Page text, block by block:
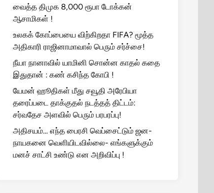
வைத்த திமுக 8,000 ரூபா டோக்கன்
ஆசாமிகள் !
உலகக் கோப்பையை விற்கிறதா FIFA? மூத்த
அதிகாரி ராஜினாமாவால் பெரும் சர்ச்சை!
நீயா நானாவில் யாமினி சொன்ன காதல் கதை
இதுதான் : கண் கசிந்த கோபி !
யேமன் ஹூதிகள் மீது சவூதி அரேபியா
தரைப்படை தாக்குதல் நடத்தத் திட்டம்:
சர்வதேச அளவில் பெரும் பரபரப்பு!
அதிசயம்… எந்த பைரசி வெப்சைட்டும் ஜன-
நாயகனை வெளியிடவில்லை- எங்களுக்கும்
மனச் சாட்சி உண்டு என அறிவிப்பு !